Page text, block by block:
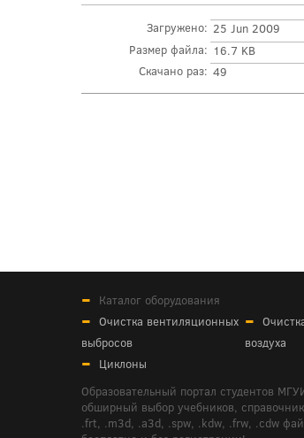
Загружено: 25 Jun 2009
Размер файла: 16.7 KB
Скачано раз: 49
Каталог оборудования
Очистка вентиляционных
выбросов
воздуха
Циклоны
Образовательный портал студентов
обширный выбор учебников,
.frt, .m3d, .a3d, .spw, .kdw, .frw, .cdw